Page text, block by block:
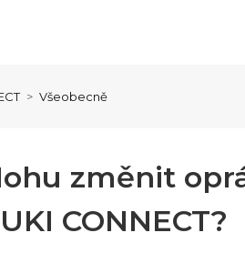
Všeobecně
změnit
CONNECT?